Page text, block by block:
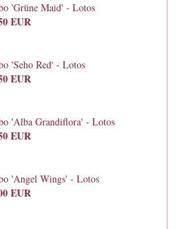
'Grüne Maid' - Lotos
EUR
'Seho Red' - Lotos
EUR
'Alba Grandiflora' - Lotos
EUR
'Angel Wings' - Lotos
EUR